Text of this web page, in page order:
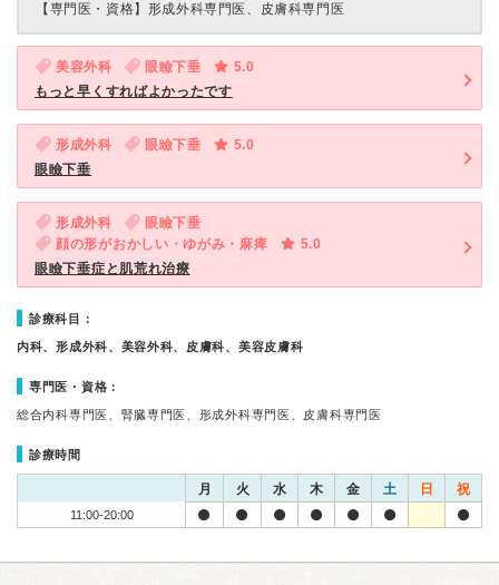
【専門医・資格】 形成外科専門医、皮膚科専門医
美容外科 眼瞼下垂
5.0
もっと早くすればよかったです
形成外科 眼瞼下垂
5.0
眼瞼下垂
形成外科
眼瞼下垂
顔の形がおかしい・ゆがみ・麻痺
5.0
眼瞼下垂症と肌荒れ治療
診療科目：
内科、形成外科、美容外科、皮膚科、美容皮膚科
専門医・資格：
総合内科専門医、腎臓専門医、形成外科専門医、皮膚科専門医
診療時間
月 火 水 木 金 土 日 祝
11:00-20:00